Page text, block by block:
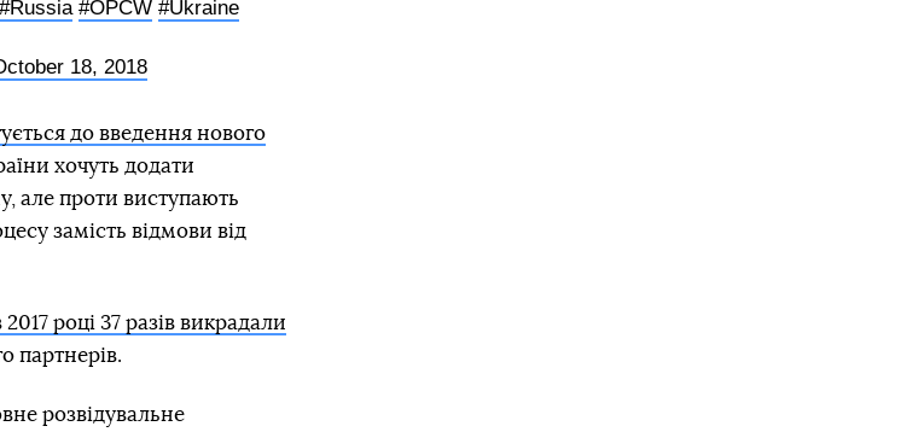
#Russia #OPCW #Ukraine
18, 2018
до введення нового
хочуть додати
але проти виступають
замість відмови від
році 37 разів викрадали
партнерів.
розвідувальне